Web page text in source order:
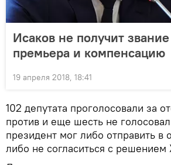
Исаков не получит
премьера и компенсацию
19 апреля 2018, 18:41
102 депутата проголосовали за
против и еще шесть не
президент мог либо отправить в
либо не согласиться с